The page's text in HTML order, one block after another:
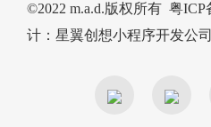
©2022 m.a.d.版权所有 粤ICP
计 ： 星翼创想小程序开发公司